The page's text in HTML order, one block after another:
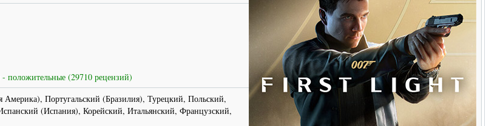
- положительные (29710 рецензий)
Португальский (Бразилия), Турецкий, Польский,
(Испания), Корейский, Итальянский, Французский,